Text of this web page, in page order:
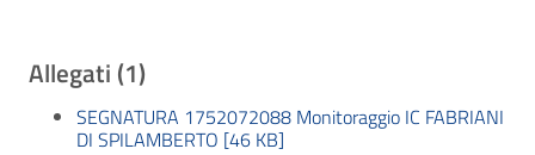
Allegati (1)
SEGNATURA 1752072088 Monitoraggio IC FABRIANI
DI SPILAMBERTO [46 KB]